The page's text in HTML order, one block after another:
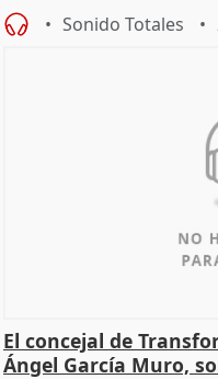
Sonido Totales
El concejal de
Ángel García Muro,